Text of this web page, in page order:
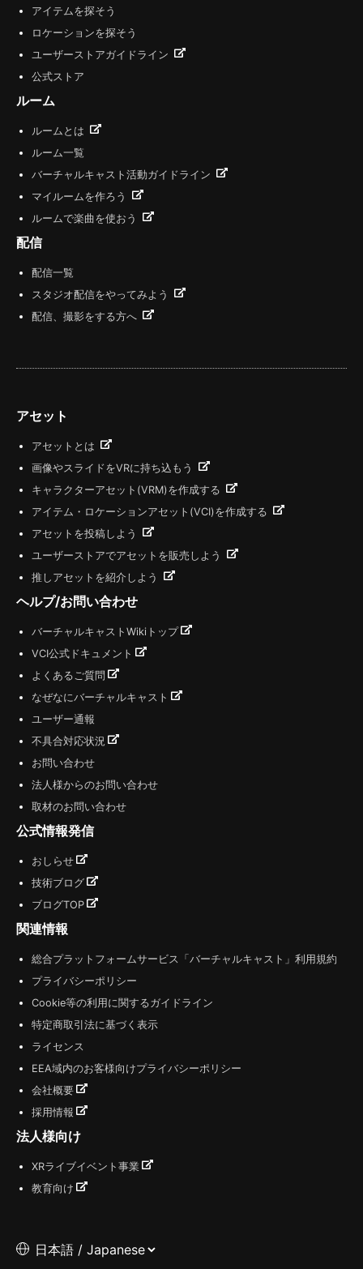
アイテムを探そう
ロケーションを探そう
ユーザーストアガイドライン
公式ストア
ルーム
ルームとは
ルーム一覧
バーチャルキャスト活動ガイドライン
マイルームを作ろう
ルームで楽曲を使おう
配信
配信一覧
スタジオ配信をやってみよう
配信、撮影をする方へ
アセット
アセットとは
画像やスライドをVRに持ち込もう
キャラクターアセット(VRM)を作成する
アイテム・ロケーションアセット(VCI)を作成する
アセットを投稿しよう
ユーザーストアでアセットを販売しよう
推しアセットを紹介しよう
ヘルプ/お問い合わせ
バーチャルキャストWikiトップ
VCI公式ドキュメント
よくあるご質問
なぜなにバーチャルキャスト
ユーザー通報
不具合対応状況
お問い合わせ
法人様からのお問い合わせ
取材のお問い合わせ
公式情報発信
おしらせ
技術ブログ
ブログTOP
関連情報
総合プラットフォームサービス「バーチャルキャスト」利用規約
プライバシーポリシー
Cookie等の利用に関するガイドライン
特定商取引法に基づく表示
ライセンス
EEA域内のお客様向けプライバシーポリシー
会社概要
採用情報
法人様向け
XRライブイベント事業
教育向け